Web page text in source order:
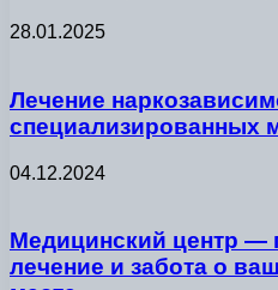
28.01.2025
Лечение
специализированных
04.12.2024
Медицинский центр —
лечение и забота о